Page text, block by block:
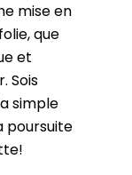
mise en
que
et
Sois
simple
poursuite